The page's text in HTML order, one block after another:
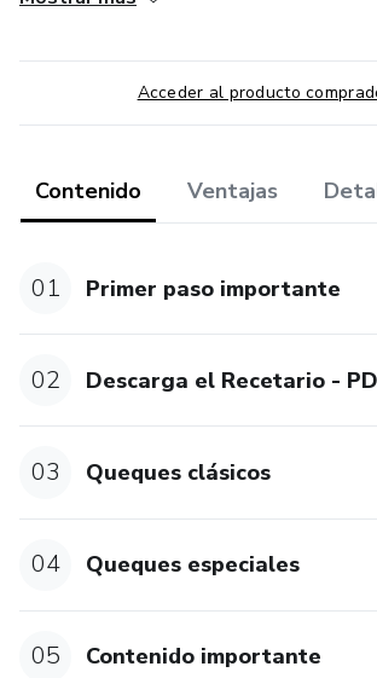
pesados, para que logres preparar
🌟Certificado de participación📜
secretos y mucho más.
Contenido:
✅Queque de Naranja
✅Queque Marmoleado
Acceder al producto
Contenido Ventajas
01 Primer paso importante
02 Descarga el Recetario -
03 Queques clásicos
04 Queques especiales
05 Contenido importante